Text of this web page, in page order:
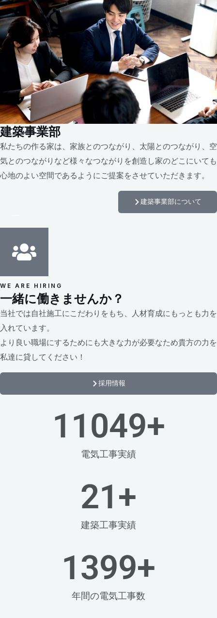
建築事業部
私たちの作る家は、家族とのつながり、太陽とのつながり、空
気とのつながりなど様々なつながりを創造し家のどこにいても
心地のよい空間であるようにご提案をさせていただきます。
建築事業部について
WE ARE HIRING
一緒に働きませんか？
当社では自社施工にこだわりをもち、人材育成にもっとも力を
入れています。
より良い職場にするためにも大きな力が必要なため貴方の力を
私達に貸してください！
採用情報
電気工事実績
11050+
建築工事実績
22+
年間の電気工事数
1400+